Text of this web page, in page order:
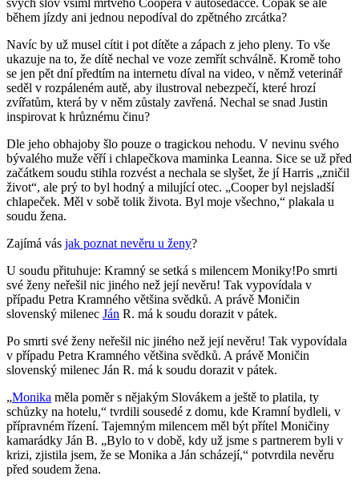
během jízdy ani jednou nepodíval do zpětného zrcátka?
Navíc by už musel cítit i pot dítěte a zápach z jeho pleny. To vše
ukazuje na to, že dítě nechal ve voze zemřít schválně. Kromě toho
se jen pět dní předtím na internetu díval na video, v němž veterinář
seděl v rozpáleném autě, aby ilustroval nebezpečí, které hrozí
zvířatům, která by v něm zůstaly zavřená. Nechal se snad Justin
inspirovat k hrůznému činu?
Dle jeho obhajoby šlo pouze o tragickou nehodu. V nevinu svého
bývalého muže věří i chlapečkova maminka Leanna. Sice se už před
začátkem soudu stihla rozvést a nechala se slyšet, že jí Harris „zničil
život“, ale prý to byl hodný a milující otec. „Cooper byl nejsladší
chlapeček. Měl v sobě tolik života. Byl moje všechno,“ plakala u
soudu žena.
Zajímá vás jak poznat nevěru u ženy?
U soudu přituhuje: Kramný se setká s milencem Moniky!Po smrti
své ženy neřešil nic jiného než její nevěru! Tak vypovídala v
případu Petra Kramného většina svědků. A právě Moničin
slovenský milenec Ján R. má k soudu dorazit v pátek.
Po smrti své ženy neřešil nic jiného než její nevěru! Tak vypovídala
v případu Petra Kramného většina svědků. A právě Moničin
slovenský milenec Ján R. má k soudu dorazit v pátek.
„Monika měla poměr s nějakým Slovákem a ještě to platila, ty
schůzky na hotelu,“ tvrdili sousedé z domu, kde Kramní bydleli, v
přípravném řízení. Tajemným milencem měl být přítel Moničiny
kamarádky Ján B. „Bylo to v době, kdy už jsme s partnerem byli v
krizi, zjistila jsem, že se Monika a Ján scházejí,“ potvrdila nevěru
před soudem žena.